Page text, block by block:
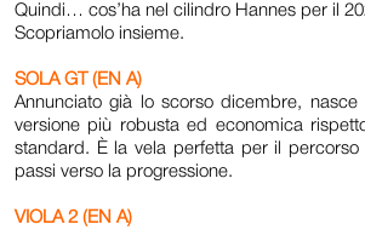
Quindi… cos’ha nel cilindro Hannes per il
Scopriamolo insieme.
SOLA GT (EN A)
Annunciato già lo scorso dicembre, nasce
versione più robusta ed economica
standard. È la vela perfetta per il
passi verso la progressione.
VIOLA 2 (EN A)